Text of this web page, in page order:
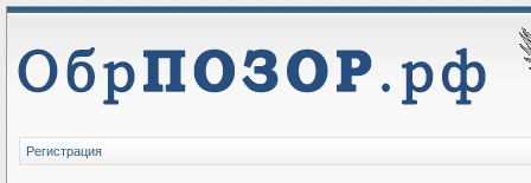
Регистрация